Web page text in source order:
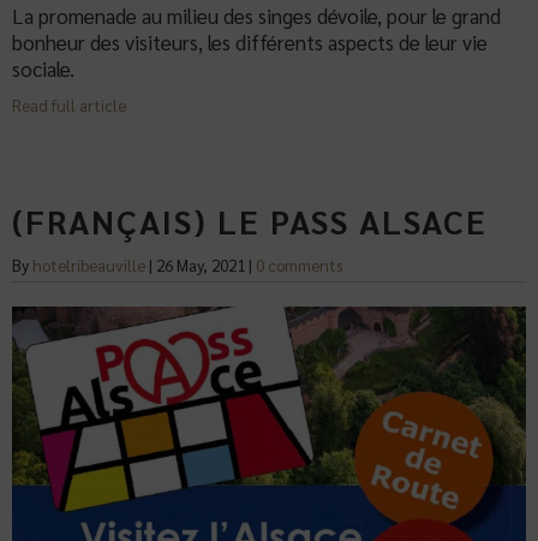
La promenade au milieu des singes dévoile, pour le grand
bonheur des visiteurs, les différents aspects de leur vie
sociale.
Read full article
(FRANÇAIS) LE PASS ALSACE
By hotelribeauville | 26 May, 2021 | 0 comments